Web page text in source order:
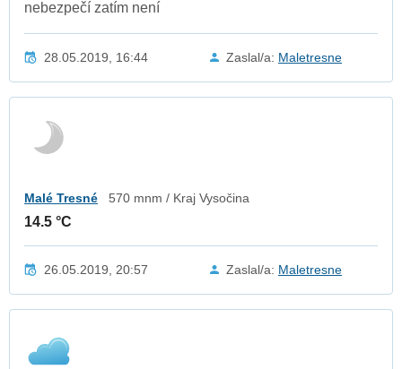
nebezpečí zatím není
28.05.2019, 16:44 Zaslal/a: Maletresne
Malé Tresné 570 mnm / Kraj Vysočina
14.5 °C
26.05.2019, 20:57 Zaslal/a: Maletresne